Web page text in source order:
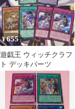
¥655
遊戯王 ウィッチクラフ
ト デッキパーツ